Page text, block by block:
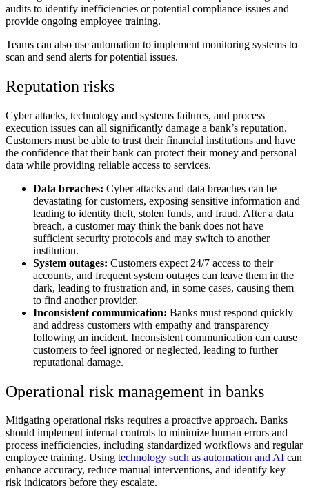
audits to identify inefficiencies or potential compliance issues and
provide ongoing employee training.
Teams can also use automation to implement monitoring systems to
scan and send alerts for potential issues.
Reputation risks
Cyber attacks, technology and systems failures, and process
execution issues can all significantly damage a bank’s reputation.
Customers must be able to trust their financial institutions and have
the confidence that their bank can protect their money and personal
data while providing reliable access to services.
Data breaches: Cyber attacks and data breaches can be
devastating for customers, exposing sensitive information and
leading to identity theft, stolen funds, and fraud. After a data
breach, a customer may think the bank does not have
sufficient security protocols and may switch to another
institution.
System outages: Customers expect 24/7 access to their
accounts, and frequent system outages can leave them in the
dark, leading to frustration and, in some cases, causing them
to find another provider.
​​Inconsistent communication: Banks must respond quickly
and address customers with empathy and transparency
following an incident. Inconsistent communication can cause
customers to feel ignored or neglected, leading to further
reputational damage.
Operational risk management in banks
Mitigating operational risks requires a proactive approach. Banks
should implement internal controls to minimize human errors and
process inefficiencies, including standardized workflows and regular
employee training. Using technology such as automation and AI can
enhance accuracy, reduce manual interventions, and identify key
risk indicators before they escalate.